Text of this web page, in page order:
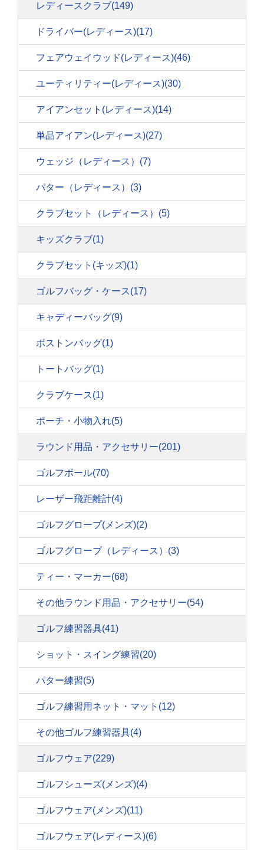
レディースクラブ(149)
ドライバー(レディース)(17)
フェアウェイウッド(レディース)(46)
ユーティリティー(レディース)(30)
アイアンセット(レディース)(14)
単品アイアン(レディース)(27)
ウェッジ（レディース） (7)
パター（レディース） (3)
クラブセット（レディース） (5)
キッズクラブ(1)
クラブセット(キッズ)(1)
ゴルフバッグ・ケース(17)
キャディーバッグ(9)
ボストンバッグ(1)
トートバッグ(1)
クラブケース(1)
ポーチ・小物入れ(5)
ラウンド用品・アクセサリー(201)
ゴルフボール(70)
レーザー飛距離計(4)
ゴルフグローブ(メンズ)(2)
ゴルフグローブ（レディース） (3)
ティー・マーカー(68)
その他ラウンド用品・アクセサリー(54)
ゴルフ練習器具(41)
ショット・スイング練習(20)
パター練習(5)
ゴルフ練習用ネット・マット (12)
その他ゴルフ練習器具(4)
ゴルフウェア(229)
ゴルフシューズ(メンズ)(4)
ゴルフウェア(メンズ)(11)
ゴルフウェア(レディース)(6)